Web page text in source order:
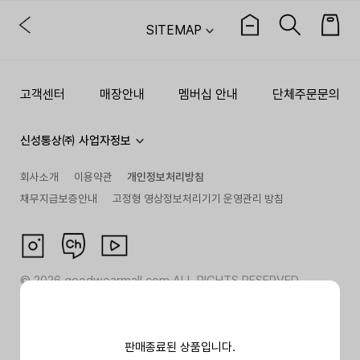
판매종료된 상품입니다.
SITEMAP
고객센터 매장안내 멤버십 안내 단체주문문의
신성통상㈜ 사업자정보
회사소개 이용약관
개인정보처리방침
채무지급보증안내
고정형 영상정보처리기기 운영관리 방침
©2026goodwearmall.com ALL RIGHTS RESERVED